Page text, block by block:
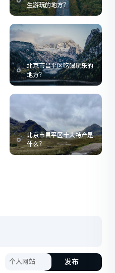
生游玩的地方？
北京市昌平区吃喝玩乐的
地方？
北京市昌平区十大特产是
什么？
发布